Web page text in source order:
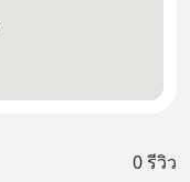
0 รีวิว